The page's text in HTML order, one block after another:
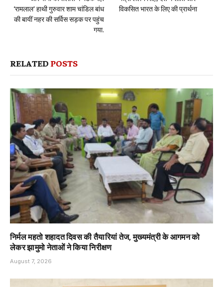
‘रामलाल’ हाथी गुरुवार शाम चांडिल बांध
की बायीं नहर की सर्विस सड़क पर पहुंच
गया.
विकसित भारत के लिए की प्रार्थना
RELATED POSTS
निर्मल महतो शहादत दिवस की तैयारियां तेज, मुख्यमंत्री के आगमन को
लेकर झामुमो नेताओं ने किया निरीक्षण
August 7, 2026